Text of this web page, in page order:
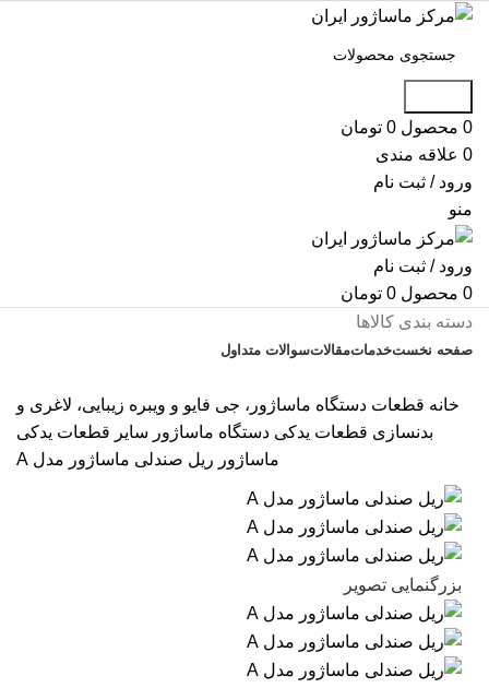
0 محصول 0 تومان
0 علاقه مندی
ورود / ثبت نام
منو
ورود / ثبت نام
0 محصول 0 تومان
دسته بندی کالاها
صفحه نخستخدماتمقالاتسوالات متداول
خانه قطعات دستگاه ماساژور، جی فایو و ویبره زیبایی، لاغری و
بدنسازی قطعات یدکی دستگاه ماساژور سایر قطعات یدکی
ماساژور ریل صندلی ماساژور مدل A
بزرگنمایی تصویر